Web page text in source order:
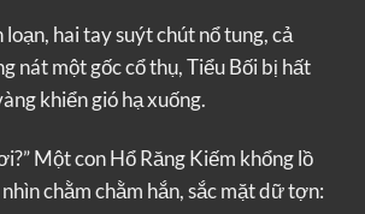
hai tay suýt chút nổ tung, cả
nát một gốc cổ thụ, Tiểu Bối bị hất
khiển gió hạ xuống.
Một con Hổ Răng Kiếm khổng lồ
chằm chằm hắn, sắc mặt dữ tợn: